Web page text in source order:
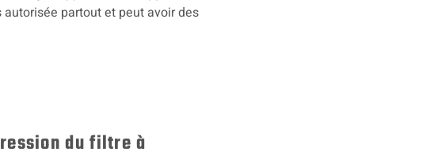
autorisée partout et peut avoir des
du filtre à